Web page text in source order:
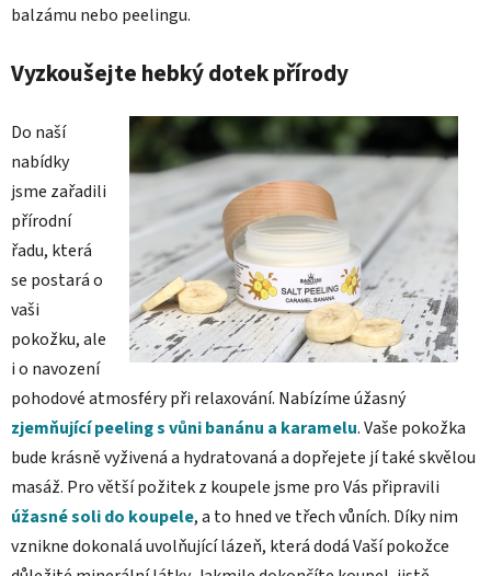
balzámu nebo peelingu.
Vyzkoušejte hebký dotek přírody
Do naší
nabídky
jsme zařadili
přírodní
řadu, která
se postará o
vaši
pokožku, ale
i o navození
pohodové atmosféry při relaxování. Nabízíme úžasný
zjemňující peeling s vůni banánu a karamelu. Vaše pokožka
bude krásně vyživená a hydratovaná a dopřejete jí také skvělou
masáž. Pro větší požitek z koupele jsme pro Vás připravili
úžasné soli do koupele, a to hned ve třech vůních. Díky nim
vznikne dokonalá uvolňující lázeň, která dodá Vaší pokožce